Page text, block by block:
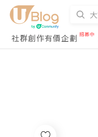
社群創作有價企劃